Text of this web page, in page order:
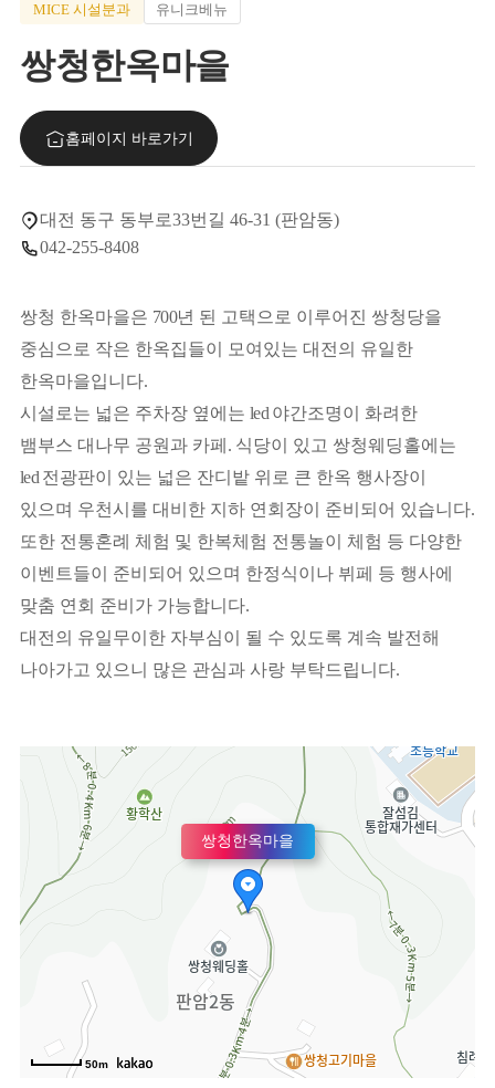
MICE 시설분과 유니크베뉴
쌍청한옥마을
홈페이지 바로가기
대전 동구 동부로33번길 46-31 (판암동)
042-255-8408
쌍청 한옥마을은 700년 된 고택으로 이루어진 쌍청당을
중심으로 작은 한옥집들이 모여있는 대전의 유일한
한옥마을입니다.
시설로는 넓은 주차장 옆에는 led야간조명이 화려한
뱀부스 대나무 공원과 카페 . 식당이 있고 쌍청웨딩홀에는
led전광판이 있는 넓은 잔디밭 위로 큰 한옥 행사장이
있으며 우천시를 대비한 지하 연회장이 준비되어 있습니다.
또한 전통혼례 체험 및 한복체험 전통놀이 체험 등 다양한
이벤트들이 준비되어 있으며 한정식이나 뷔페 등 행사에
맞춤 연회 준비가 가능합니다.
대전의 유일무이한 자부심이 될 수 있도록 계속 발전해
나아가고 있으니 많은 관심과 사랑 부탁드립니다.
쌍청한옥마을
50m